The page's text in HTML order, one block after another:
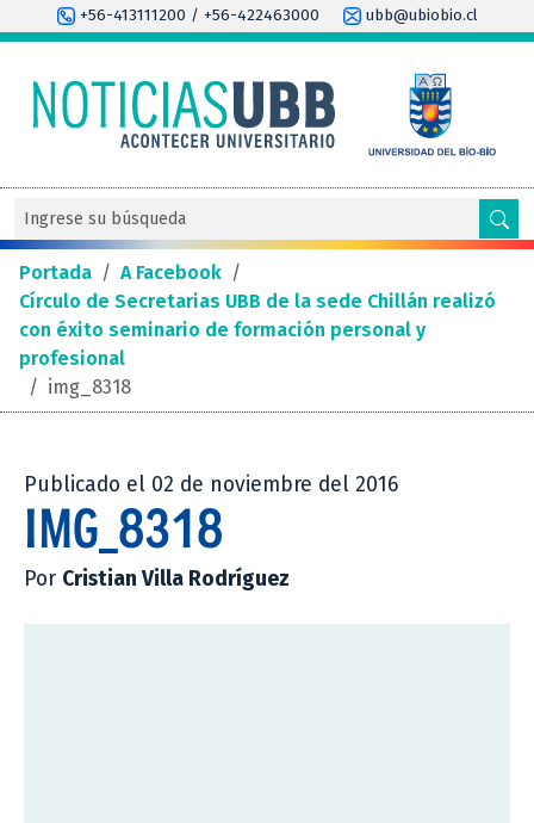
+56-413111200 / +56-422463000 ubb@ubiobio.cl
Portada / A Facebook /
Círculo de Secretarias UBB de la sede Chillán realizó
con éxito seminario de formación personal y
profesional
/ img_8318
Publicado el 02 de noviembre del 2016
IMG_8318
Por Cristian Villa Rodríguez